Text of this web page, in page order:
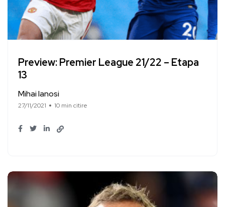
Preview: Premier League 21/22 – Etapa
13
Mihai Ianosi
27/11/2021 10 min citire